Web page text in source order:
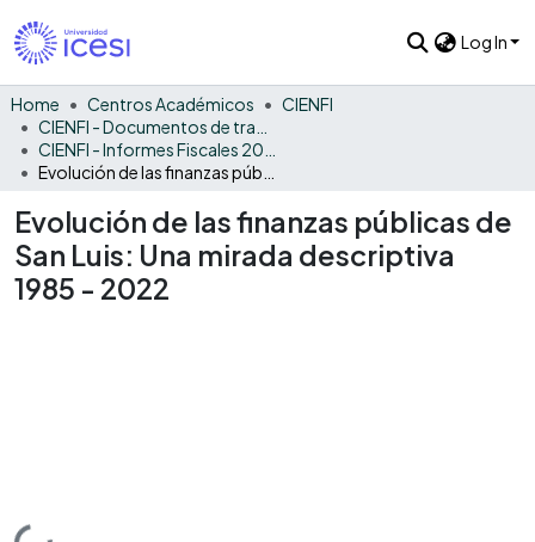
Log In
Home Centros Académicos
CIENFI
Evolución de las finanzas públicas de
San Luis: Una mirada descriptiva
1985 - 2022